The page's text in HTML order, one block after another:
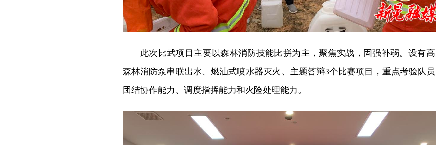
此次比武项目主要以森林消防技能比拼为主，聚焦实战，固强补弱。设有
森林消防泵串联出水、燃油式喷水器灭火、主题答辩3个比赛项目，重点考验队
团结协作能力、调度指挥能力和火险处理能力。